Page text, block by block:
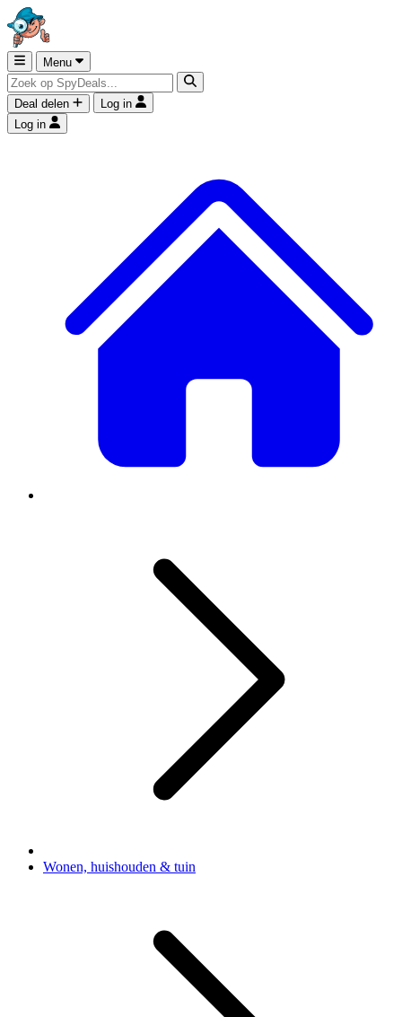
Menu
Deal delen
Log in
Log in
Wonen, huishouden & tuin